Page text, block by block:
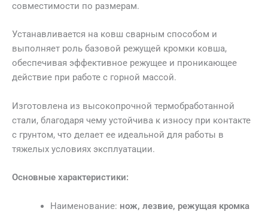
совместимости по размерам.
Устанавливается на ковш сварным способом и
выполняет роль базовой режущей кромки ковша,
обеспечивая эффективное режущее и проникающее
действие при работе с горной массой.
Изготовлена из высокопрочной термобработанной
стали, благодаря чему устойчива к износу при контакте
с грунтом, что делает ее идеальной для работы в
тяжелых условиях эксплуатации.
Основные характеристики:
Наименование: нож, лезвие, режущая кромка